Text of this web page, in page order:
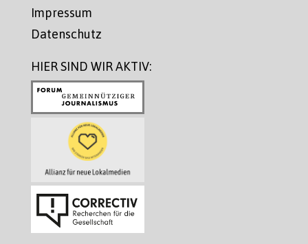
Impressum
Datenschutz
HIER SIND WIR AKTIV: